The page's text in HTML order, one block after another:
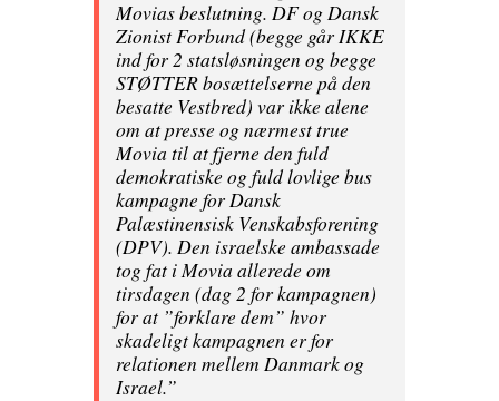
Movias beslutning. DF og Dansk
Zionist Forbund (begge går IKKE
ind for 2 statsløsningen og begge
STØTTER bosættelserne på den
besatte Vestbred) var ikke alene
om at presse og nærmest true
Movia til at fjerne den fuld
demokratiske og fuld lovlige bus
kampagne for Dansk
Palæstinensisk Venskabsforening
(DPV). Den israelske ambassade
tog fat i Movia allerede om
tirsdagen (dag 2 for kampagnen)
for at ”forklare dem” hvor
skadeligt kampagnen er for
relationen mellem Danmark og
Israel.”